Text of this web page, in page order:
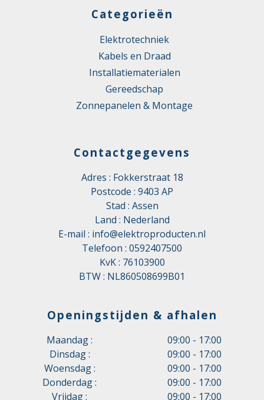
Categorieën
Elektrotechniek
Kabels en Draad
Installatiematerialen
Gereedschap
Zonnepanelen & Montage
Contactgegevens
Adres : Fokkerstraat 18
Postcode : 9403 AP
Stad : Assen
Land : Nederland
E-mail : info@elektroproducten.nl
Telefoon : 0592407500
KvK : 76103900
BTW : NL860508699B01
Openingstijden & afhalen
Maandag :
09:00 - 17:00
Dinsdag :
09:00 - 17:00
Woensdag :
09:00 - 17:00
Donderdag :
09:00 - 17:00
Vrijdag :
09:00 - 17:00